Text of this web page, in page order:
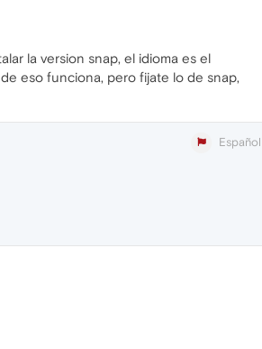
la version snap, el idioma es el
eso funciona, pero fijate lo de snap,
Español